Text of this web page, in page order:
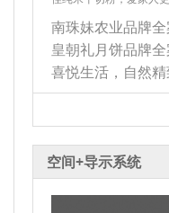
南珠妹农业品牌全
皇朝礼月饼品牌
喜悦生活，自然精
空间+导示系统